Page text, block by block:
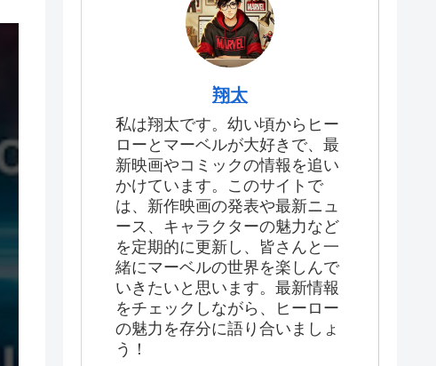
翔太
私は翔太です。幼い頃からヒー
ローとマーベルが大好きで、最
新映画やコミックの情報を追い
かけています。このサイトで
は、新作映画の発表や最新ニュ
ース、キャラクターの魅力など
を定期的に更新し、皆さんと一
緒にマーベルの世界を楽しんで
いきたいと思います。最新情報
をチェックしながら、ヒーロー
の魅力を存分に語り合いましょ
う！